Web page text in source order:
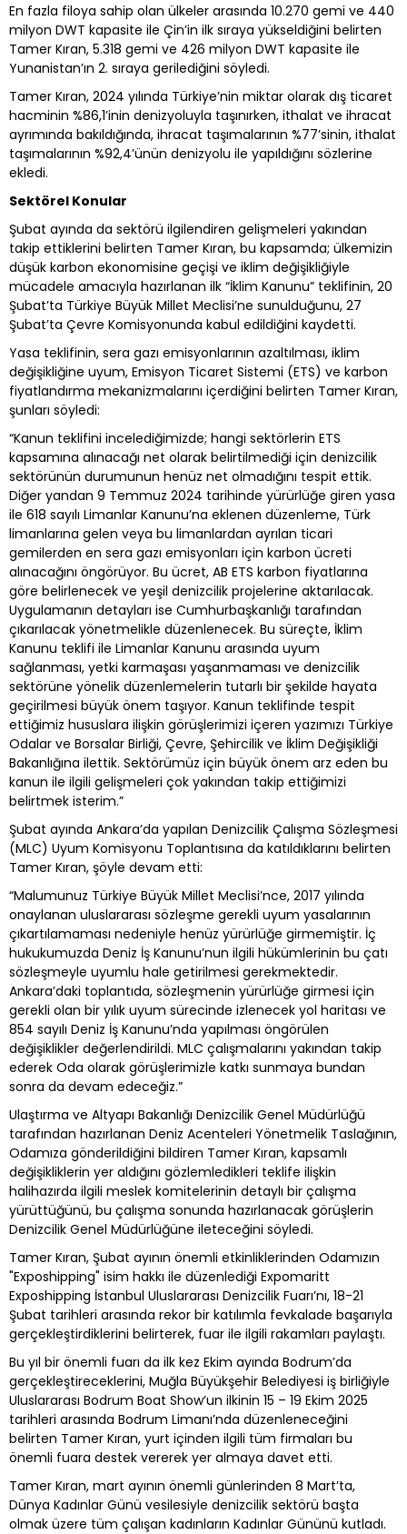
En fazla filoya sahip olan ülkeler arasında 10.270 gemi ve 440
milyon DWT kapasite ile Çin’in ilk sıraya yükseldiğini belirten
Tamer Kıran, 5.318 gemi ve 426 milyon DWT kapasite ile
Yunanistan’ın 2. sıraya gerilediğini söyledi.
Tamer Kıran, 2024 yılında Türkiye’nin miktar olarak dış ticaret
hacminin %86,1’inin denizyoluyla taşınırken, ithalat ve ihracat
ayrımında bakıldığında, ihracat taşımalarının %77’sinin, ithalat
taşımalarının %92,4’ünün denizyolu ile yapıldığını sözlerine
ekledi.
Sektörel Konular
Şubat ayında da sektörü ilgilendiren gelişmeleri yakından
takip ettiklerini belirten Tamer Kıran, bu kapsamda; ülkemizin
düşük karbon ekonomisine geçişi ve iklim değişikliğiyle
mücadele amacıyla hazırlanan ilk “İklim Kanunu” teklifinin, 20
Şubat’ta Türkiye Büyük Millet Meclisi’ne sunulduğunu, 27
Şubat’ta Çevre Komisyonunda kabul edildiğini kaydetti.
Yasa teklifinin, sera gazı emisyonlarının azaltılması, iklim
değişikliğine uyum, Emisyon Ticaret Sistemi (ETS) ve karbon
fiyatlandırma mekanizmalarını içerdiğini belirten Tamer Kıran,
şunları söyledi:
“Kanun teklifini incelediğimizde; hangi sektörlerin ETS
kapsamına alınacağı net olarak belirtilmediği için denizcilik
sektörünün durumunun henüz net olmadığını tespit ettik.
Diğer yandan 9 Temmuz 2024 tarihinde yürürlüğe giren yasa
ile 618 sayılı Limanlar Kanunu’na eklenen düzenleme, Türk
limanlarına gelen veya bu limanlardan ayrılan ticari
gemilerden en sera gazı emisyonları için karbon ücreti
alınacağını öngörüyor. Bu ücret, AB ETS karbon fiyatlarına
göre belirlenecek ve yeşil denizcilik projelerine aktarılacak.
Uygulamanın detayları ise Cumhurbaşkanlığı tarafından
çıkarılacak yönetmelikle düzenlenecek. Bu süreçte, İklim
Kanunu teklifi ile Limanlar Kanunu arasında uyum
sağlanması, yetki karmaşası yaşanmaması ve denizcilik
sektörüne yönelik düzenlemelerin tutarlı bir şekilde hayata
geçirilmesi büyük önem taşıyor. Kanun teklifinde tespit
ettiğimiz hususlara ilişkin görüşlerimizi içeren yazımızı Türkiye
Odalar ve Borsalar Birliği, Çevre, Şehircilik ve İklim Değişikliği
Bakanlığına ilettik. Sektörümüz için büyük önem arz eden bu
kanun ile ilgili gelişmeleri çok yakından takip ettiğimizi
belirtmek isterim.”
Şubat ayında Ankara’da yapılan Denizcilik Çalışma Sözleşmesi
(MLC) Uyum Komisyonu Toplantısına da katıldıklarını belirten
Tamer Kıran, şöyle devam etti:
“Malumunuz Türkiye Büyük Millet Meclisi’nce, 2017 yılında
onaylanan uluslararası sözleşme gerekli uyum yasalarının
çıkartılamaması nedeniyle henüz yürürlüğe girmemiştir. İç
hukukumuzda Deniz İş Kanunu’nun ilgili hükümlerinin bu çatı
sözleşmeyle uyumlu hale getirilmesi gerekmektedir.
Ankara’daki toplantıda, sözleşmenin yürürlüğe girmesi için
gerekli olan bir yılık uyum sürecinde izlenecek yol haritası ve
854 sayılı Deniz İş Kanunu’nda yapılması öngörülen
değişiklikler değerlendirildi. MLC çalışmalarını yakından takip
ederek Oda olarak görüşlerimizle katkı sunmaya bundan
sonra da devam edeceğiz.”
Ulaştırma ve Altyapı Bakanlığı Denizcilik Genel Müdürlüğü
tarafından hazırlanan Deniz Acenteleri Yönetmelik Taslağının,
Odamıza gönderildiğini bildiren Tamer Kıran, kapsamlı
değişikliklerin yer aldığını gözlemledikleri teklife ilişkin
halihazırda ilgili meslek komitelerinin detaylı bir çalışma
yürüttüğünü, bu çalışma sonunda hazırlanacak görüşlerin
Denizcilik Genel Müdürlüğüne ileteceğini söyledi.
Tamer Kıran, Şubat ayının önemli etkinliklerinden Odamızın
"Exposhipping" isim hakkı ile düzenlediği Expomaritt
Exposhipping İstanbul Uluslararası Denizcilik Fuarı’nı, 18-21
Şubat tarihleri arasında rekor bir katılımla fevkalade başarıyla
gerçekleştirdiklerini belirterek, fuar ile ilgili rakamları paylaştı.
Bu yıl bir önemli fuarı da ilk kez Ekim ayında Bodrum’da
gerçekleştireceklerini, Muğla Büyükşehir Belediyesi iş birliğiyle
Uluslararası Bodrum Boat Show’un ilkinin 15 – 19 Ekim 2025
tarihleri arasında Bodrum Limanı’nda düzenleneceğini
belirten Tamer Kıran, yurt içinden ilgili tüm firmaları bu
önemli fuara destek vererek yer almaya davet etti.
Tamer Kıran, mart ayının önemli günlerinden 8 Mart’ta,
Dünya Kadınlar Günü vesilesiyle denizcilik sektörü başta
olmak üzere tüm çalışan kadınların Kadınlar Gününü kutladı.